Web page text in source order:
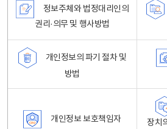
정보주체와 법정대리인의
권리·의무 및 행사방법
개인정보의 파기 절차 및
방법
개인정보 보호책임자
장치